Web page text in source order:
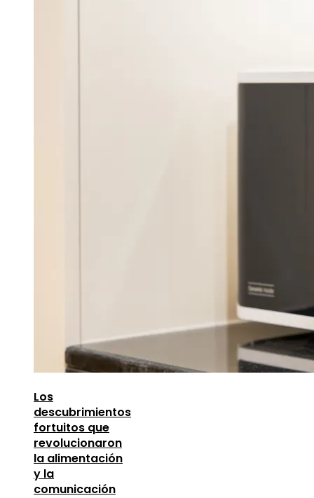
Los
descubrimientos
fortuitos que
revolucionaron
la alimentación
y la
comunicación